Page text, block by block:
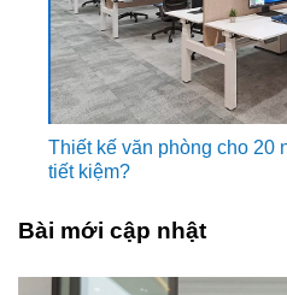
Thiết kế văn phòng cho 20
tiết kiệm?
Bài mới cập nhật